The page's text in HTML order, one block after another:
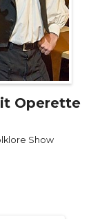
Operette
Show